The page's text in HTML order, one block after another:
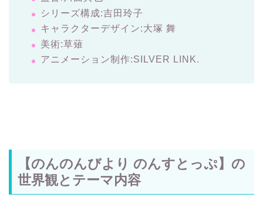
シリーズ構成:吉田玲子
キャラクターデザイン:大塚 舞
美術:草薙
アニメーション制作:SILVER LINK.
【のんのんびより のんすとっぷ】の
世界観とテーマ内容